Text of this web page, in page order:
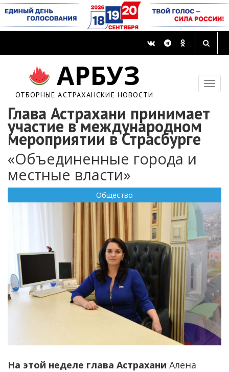
АРБУЗ
ОТБОРНЫЕ АСТРАХАНСКИЕ НОВОСТИ
Глава Астрахани принимает
участие в международном
мероприятии в Страсбурге
«Объединенные города и
местные власти»
Общество
На этой неделе глава Астрахани Алена